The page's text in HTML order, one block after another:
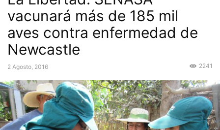
vacunará más de 185 mil
aves contra enfermedad de
Newcastle
2 Agosto, 2016 2241